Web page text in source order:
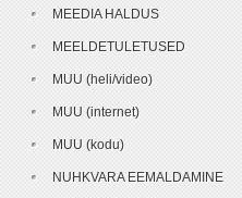
MEEDIA HALDUS
MEELDETULETUSED
MUU (heli/video)
MUU (internet)
MUU (kodu)
NUHKVARA EEMALDAMINE